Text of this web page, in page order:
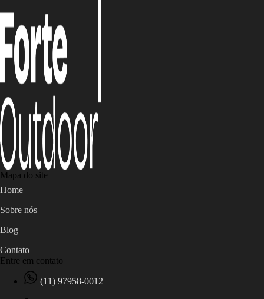
Mapa do site
Home
Sobre nós
Blog
Contato
Entre em contato
(11) 97958-0012